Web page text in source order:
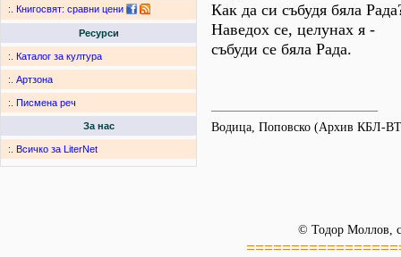
:. Книгосвят: сравни цени
Ресурси
:. Каталог за култура
:. Артзона
:. Писмена реч
За нас
:. Всичко за LiterNet
Как да си събудя бяла
Наведох се, целунах я -
събуди се бяла Рада.
Водица, Поповско (Архив КБЛ-
© Тодор Моллов,